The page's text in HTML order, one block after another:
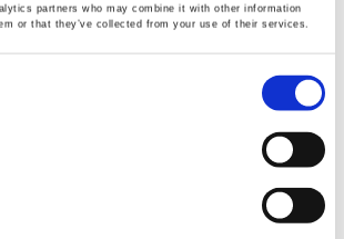
partners who may combine it with other information
or that they’ve collected from your use of their services.